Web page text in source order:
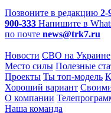
Позвоните в редакцию 2-
900-333 Напишите в
по почте news@trk7.ru
Новости СВО на Украине
Место силы Полезные
Проекты Ты топ-модель
Хороший вариант
О компании
Наша команда